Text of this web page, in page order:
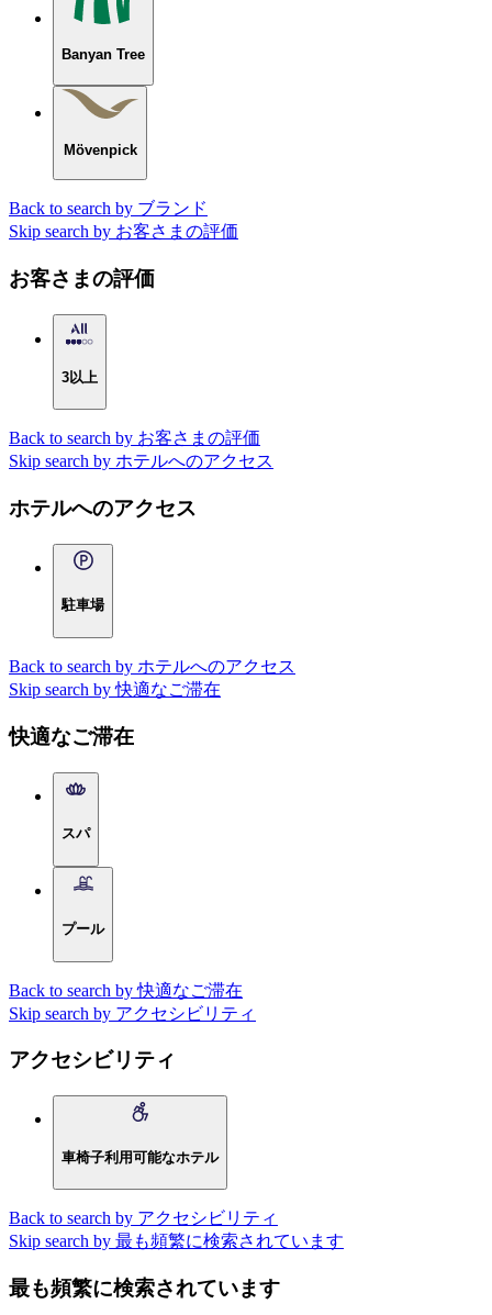
Banyan Tree
Mövenpick
Back to search by ブランド
Skip search by お客さまの評価
お客さまの評価
3以上
Back to search by お客さまの評価
Skip search by ホテルへのアクセス
ホテルへのアクセス
駐車場
Back to search by ホテルへのアクセス
Skip search by 快適なご滞在
快適なご滞在
スパ
プール
Back to search by 快適なご滞在
Skip search by アクセシビリティ
アクセシビリティ
車椅子利用可能なホテル
Back to search by アクセシビリティ
Skip search by 最も頻繁に検索されています
最も頻繁に検索されています